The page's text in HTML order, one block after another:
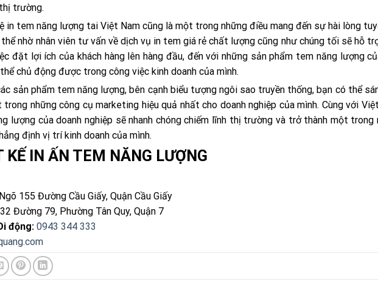
trường.
in tem năng lượng tai Việt Nam cũng là một trong những điều mang đến sự hài lòng
thể nhờ nhân viên tư vấn về dịch vụ in tem giá rẻ chất lượng cũng như chúng tối sẽ hỗ
đặt lợi ích của khách hàng lên hàng đầu, đến với những sản phẩm tem năng lượng
chủ động được trong công việc kinh doanh của mình.
sản phẩm tem năng lượng, bên cạnh biểu tượng ngôi sao truyền thống, bạn có thể
những công cụ marketing hiệu quả nhất cho doanh nghiệp của mình. Cùng với
lượng của doanh nghiệp sẽ nhanh chóng chiếm lĩnh thị trường và trở thành một trong
định vị trí kinh doanh của mình.
KẾ IN ẤN TEM NĂNG LƯỢNG
155 Đường Cầu Giấy, Quận Cầu Giấy
Đường 79, Phường Tân Quy, Quận 7
Di động: 0943 344 333